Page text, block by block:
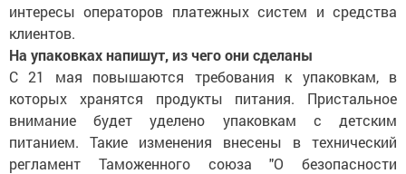
интересы операторов платежных систем и средства
клиентов.
На упаковках напишут, из чего они сделаны
С 21 мая повышаются требования к упаковкам, в
которых хранятся продукты питания. Пристальное
внимание будет уделено упаковкам с детским
питанием. Такие изменения внесены в технический
регламент Таможенного союза "О безопасности